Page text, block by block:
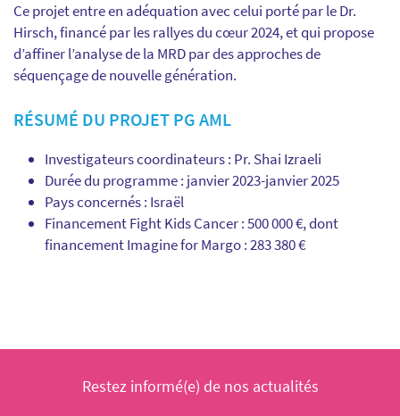
Ce projet entre en adéquation avec celui porté par le Dr.
Hirsch, financé par les rallyes du cœur 2024, et qui propose
d’affiner l’analyse de la MRD par des approches de
séquençage de nouvelle génération.
RÉSUMÉ DU PROJET PG AML
Investigateurs coordinateurs : Pr. Shai Izraeli
Durée du programme : janvier 2023-janvier 2025
Pays concernés : Israël
Financement Fight Kids Cancer : 500 000 €, dont
financement Imagine for Margo : 283 380 €
Restez informé(e) de nos actualités